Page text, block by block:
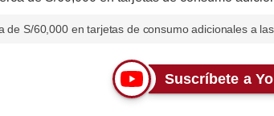
de S/60,000 en tarjetas de consumo adicionales a
Suscríbete a